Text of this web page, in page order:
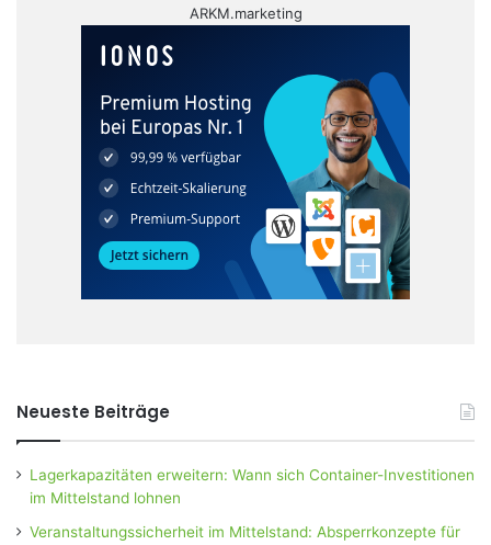
ARKM.marketing
Neueste Beiträge
Lagerkapazitäten erweitern: Wann sich Container-Investitionen
im Mittelstand lohnen
Veranstaltungssicherheit im Mittelstand: Absperrkonzepte für